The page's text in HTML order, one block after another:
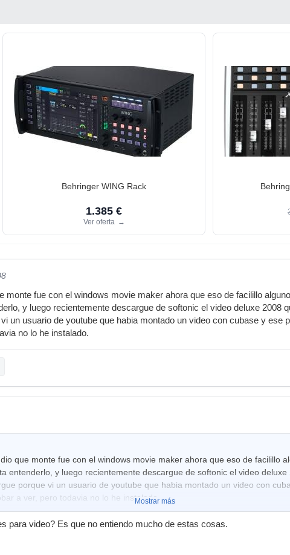
Behringer WING Rack
1.385 €
Ver oferta →
monte fue con el windows movie maker ahora que eso de facilillo
y luego recientemente descargue de softonic el video deluxe 2008
un usuario de youtube que habia montado un video con cubase y ese
no lo he instalado.
que monte fue con el windows movie maker ahora que eso de facilillo
entenderlo, y luego recientemente descargue de softonic el video
porque vi un usuario de youtube que habia montado un video con
a ver, pero todavia no lo he instalado.
Mostrar más
para video? Es que no entiendo mucho de estas cosas.